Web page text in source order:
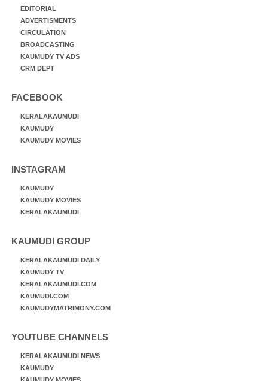
EDITORIAL
ADVERTISMENTS
CIRCULATION
BROADCASTING
KAUMUDY TV ADS
CRM DEPT
FACEBOOK
KERALAKAUMUDI
KAUMUDY
KAUMUDY MOVIES
INSTAGRAM
KAUMUDY
KAUMUDY MOVIES
KERALAKAUMUDI
KAUMUDI GROUP
KERALAKAUMUDI DAILY
KAUMUDY TV
KERALAKAUMUDI.COM
KAUMUDI.COM
KAUMUDYMATRIMONY.COM
YOUTUBE CHANNELS
KERALAKAUMUDI NEWS
KAUMUDY